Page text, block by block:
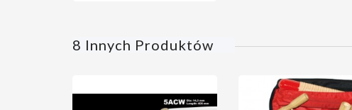
8 Innych Produktów